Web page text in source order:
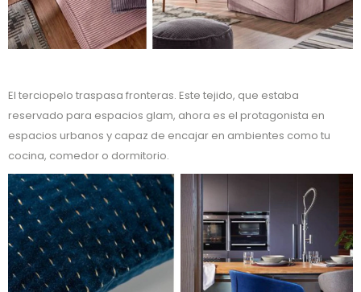
El terciopelo traspasa fronteras. Este tejido, que estaba
reservado para espacios glam, ahora es el protagonista en
espacios urbanos y capaz de encajar en ambientes como tu
cocina, comedor o dormitorio.